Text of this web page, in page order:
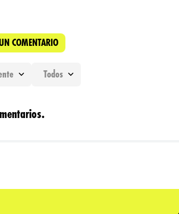
COMENTARIO
★★★
Todos